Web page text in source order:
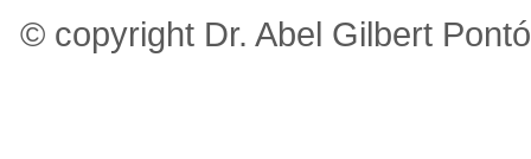
© copyright Dr. Abel Gilbert